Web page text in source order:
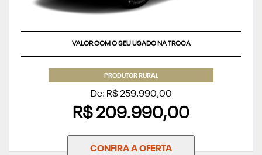
VALOR COM O SEU USADO NA TROCA
PRODUTOR RURAL
De: R$ 259.990,00
R$ 209.990,00
CONFIRA A OFERTA